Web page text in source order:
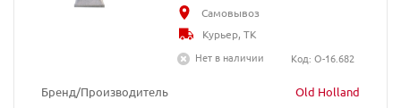
Бренд/Производитель
Old Holland
Самовывоз
Курьер, ТК
Нет в наличии
Код: O-16.682